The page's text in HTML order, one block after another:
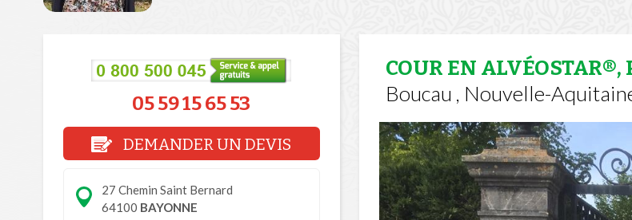
05 59 15 65 53
DEMANDER UN DEVIS
27 Chemin Saint Bernard
64100 BAYONNE
COUR EN ALVÉOSTAR®,
Boucau , Nouvelle-